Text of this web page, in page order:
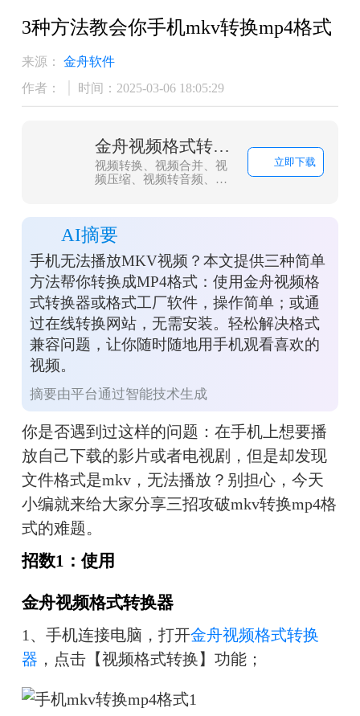
3种方法教会你手机mkv转换mp4格式
来源：
金舟软件
作者：
时间：2025-03-06 18:05:29
金舟视频格式转换器
视频转换、视频合并、视
频压缩、视频转音频、音
调速、视频转图片、GIF转
图片、视频旋转，支持
mov、mkv、3gp、avi、
flv、gif、mkv、mov、
mp4、mgp、rmvb、swf、
vob、wmv等多种音视频
格式相互转换
立即下载
AI摘要
手机无法播放MKV视频？本文提供三种简单
方法帮你转换成MP4格式：使用金舟视频格
式转换器或格式工厂软件，操作简单；或通
过在线转换网站，无需安装。轻松解决格式
兼容问题，让你随时随地用手机观看喜欢的
视频。
摘要由平台通过智能技术生成
你是否遇到过这样的问题：在手机上想要播
放自己下载的影片或者电视剧，但是却发现
文件格式是mkv，无法播放？别担心，今天
小编就来给大家分享三招攻破mkv转换mp4格
式的难题。
招数1：使用
金舟视频格式转换器
1、 手机连接电脑，打开金舟视频格式转换
器 ，点击【视频格式转换】功能；